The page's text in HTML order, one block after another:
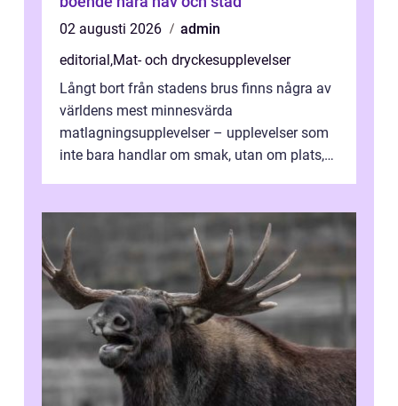
02 augusti 2026
admin
editorial,Mat- och dryckesupplevelser
Långt bort från stadens brus finns några av
världens mest minnesvärda
matlagningsupplevelser – upplevelser som
inte bara handlar om smak, utan om plats,